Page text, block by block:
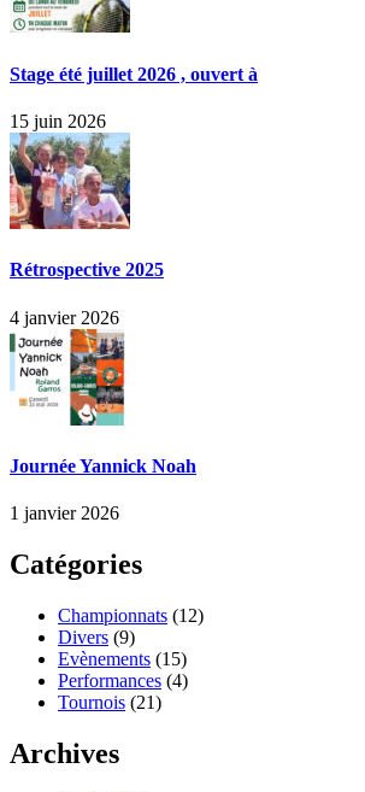
Stage été juillet 2026 , ouvert à
15 juin 2026
Rétrospective 2025
4 janvier 2026
Journée Yannick Noah
1 janvier 2026
Catégories
Championnats (12)
Divers (9)
Evènements (15)
Performances (4)
Tournois (21)
Archives